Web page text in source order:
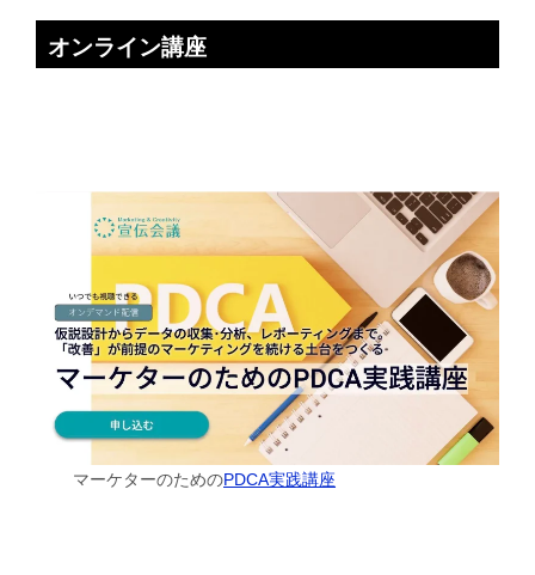
オンライン講座
マーケターのためのPDCA実践講座